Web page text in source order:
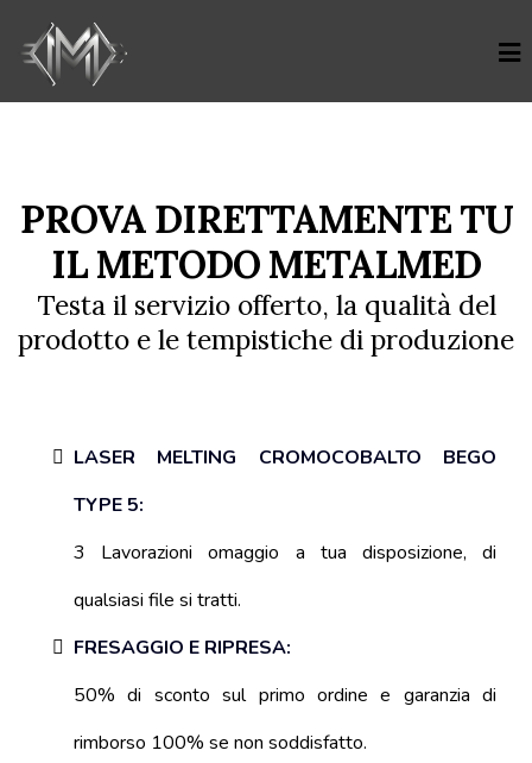
PROVA DIRETTAMENTE TU
IL METODO METALMED
Testa il servizio offerto, la qualità del
prodotto e le tempistiche di produzione
LASER MELTING CROMOCOBALTO BEGO
TYPE 5:
3 Lavorazioni omaggio a tua disposizione, di
qualsiasi file si tratti.
FRESAGGIO E RIPRESA:
50% di sconto sul primo ordine e garanzia di
rimborso 100% se non soddisfatto.